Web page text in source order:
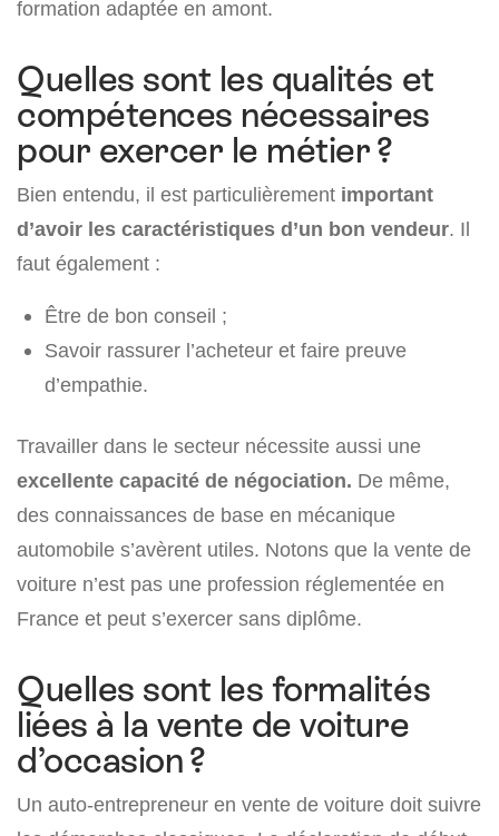
formation adaptée en amont.
Quelles sont les qualités et
compétences nécessaires
pour exercer le métier ?
Bien entendu, il est particulièrement important
d’avoir les caractéristiques d’un bon vendeur. Il
faut également :
Être de bon conseil ;
Savoir rassurer l’acheteur et faire preuve
d’empathie.
Travailler dans le secteur nécessite aussi une
excellente capacité de négociation. De même,
des connaissances de base en mécanique
automobile s’avèrent utiles. Notons que la vente de
voiture n’est pas une profession réglementée en
France et peut s’exercer sans diplôme.
Quelles sont les formalités
liées à la vente de voiture
d’occasion ?
Un auto-entrepreneur en vente de voiture doit suivre